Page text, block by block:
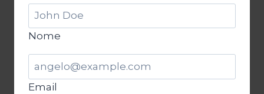
Nome
Email